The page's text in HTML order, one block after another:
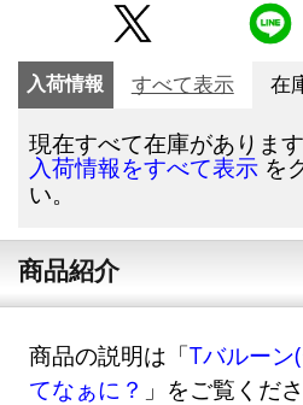
入荷情報 すべて表示 在
現在すべて在庫があります
入荷情報をすべて表示 を
い。
商品紹介
商品の説明は「Tバルーン
てなぁに？ 」をご覧くださ